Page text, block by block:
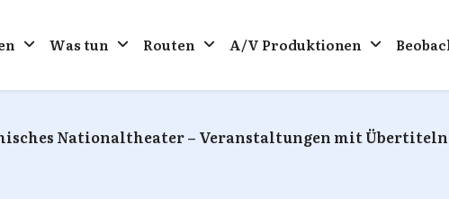
Was tun Routen A/V Produktionen
Nationaltheater – Veranstaltungen mit